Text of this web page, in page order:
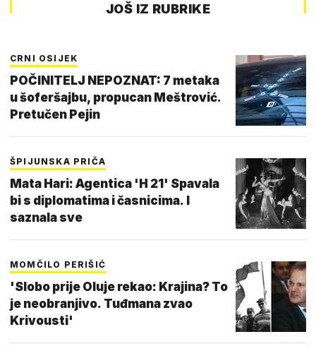
JOŠ IZ RUBRIKE
CRNI OSIJEK
POČINITELJ NEPOZNAT: 7 metaka
u šoferšajbu, propucan Meštrović.
Pretučen Pejin
ŠPIJUNSKA PRIČA
Mata Hari: Agentica 'H 21' Spavala
bi s diplomatima i časnicima. I
saznala sve
MOMČILO PERIŠIĆ
'Slobo prije Oluje rekao: Krajina? To
je neobranjivo. Tuđmana zvao
Krivousti'